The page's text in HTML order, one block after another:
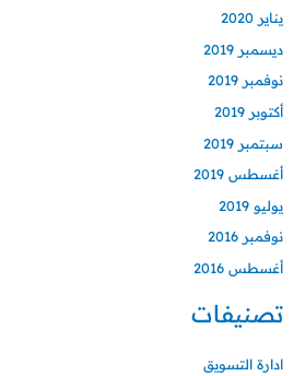
يناير 2020
ديسمبر 2019
نوفمبر 2019
أكتوبر 2019
سبتمبر 2019
أغسطس 2019
يوليو 2019
نوفمبر 2016
أغسطس 2016
تصنيفات
ادارة التسويق